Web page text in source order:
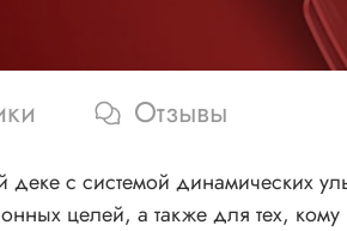
Отзывы
с системой динамических
целей, а также для тех,